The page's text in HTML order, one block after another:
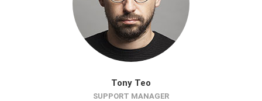
Tony Teo
SUPPORT MANAGER